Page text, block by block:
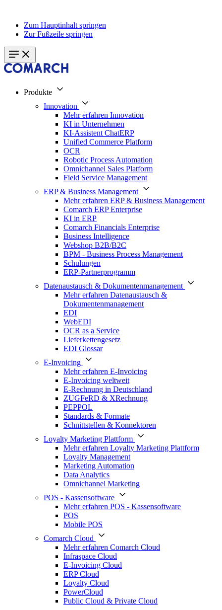
Zum Hauptinhalt springen
Zur Fußzeile springen
Produkte
Innovation
Mehr erfahren Innovation
KI in Unternehmen
KI-Assistent ChatERP
Unified Commerce Platform
OCR
Robotic Process Automation
Omnichannel Sales Platform
Field Service Management
ERP & Business Management
Mehr erfahren ERP & Business Management
Comarch ERP Enterprise
KI in ERP
Comarch Financials Enterprise
Business Intelligence
Webshop B2B/B2C
BPM - Business Process Management
Schulungen
ERP-Partnerprogramm
Datenaustausch & Dokumentenmanagement
Mehr erfahren Datenaustausch &
Dokumentenmanagement
EDI
WebEDI
OCR as a Service
Lieferkettengesetz
EDI Glossar
E-Invoicing
Mehr erfahren E-Invoicing
E-Invoicing weltweit
E-Rechnung in Deutschland
ZUGFeRD & XRechnung
PEPPOL
Standards & Formate
Schnittstellen & Konnektoren
Loyalty Marketing Plattform
Mehr erfahren Loyalty Marketing Plattform
Loyalty Management
Marketing Automation
Data Analytics
Omnichannel Marketing
POS - Kassensoftware
Mehr erfahren POS - Kassensoftware
POS
Mobile POS
Comarch Cloud
Mehr erfahren Comarch Cloud
Infraspace Cloud
E-Invoicing Cloud
ERP Cloud
Loyalty Cloud
PowerCloud
Public Cloud & Private Cloud